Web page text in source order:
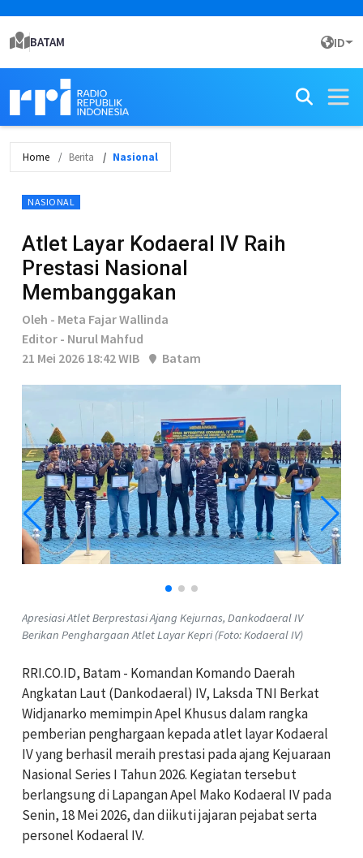
BATAM ID
Home Berita Nasional
NASIONAL
Atlet Layar Kodaeral IV Raih
Prestasi Nasional
Membanggakan
Oleh - Meta Fajar Wallinda
Editor - Nurul Mahfud
21 Mei 2026 18:42 WIB
Batam
Apresiasi Atlet Berprestasi Ajang Kejurnas, Dankodaeral IV
Berikan Penghargaan Atlet Layar Kepri (Foto: Kodaeral IV)
RRI.CO.ID, Batam - Komandan Komando Daerah
Angkatan Laut (Dankodaeral) IV, Laksda TNI Berkat
Widjanarko memimpin Apel Khusus dalam rangka
pemberian penghargaan kepada atlet layar Kodaeral
IV yang berhasil meraih prestasi pada ajang Kejuaraan
Nasional Series I Tahun 2026. Kegiatan tersebut
berlangsung di Lapangan Apel Mako Kodaeral IV pada
Senin, 18 Mei 2026, dan diikuti jajaran pejabat serta
personel Kodaeral IV.